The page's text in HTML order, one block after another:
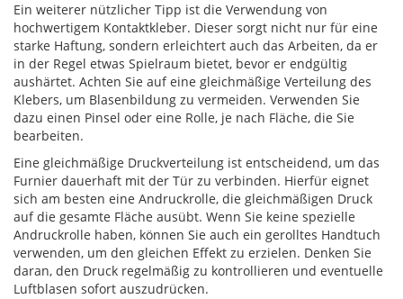
Ein weiterer nützlicher Tipp ist die Verwendung von
hochwertigem Kontaktkleber. Dieser sorgt nicht nur für eine
starke Haftung, sondern erleichtert auch das Arbeiten, da er
in der Regel etwas Spielraum bietet, bevor er endgültig
aushärtet. Achten Sie auf eine gleichmäßige Verteilung des
Klebers, um Blasenbildung zu vermeiden. Verwenden Sie
dazu einen Pinsel oder eine Rolle, je nach Fläche, die Sie
bearbeiten.
Eine gleichmäßige Druckverteilung ist entscheidend, um das
Furnier dauerhaft mit der Tür zu verbinden. Hierfür eignet
sich am besten eine Andruckrolle, die gleichmäßigen Druck
auf die gesamte Fläche ausübt. Wenn Sie keine spezielle
Andruckrolle haben, können Sie auch ein gerolltes Handtuch
verwenden, um den gleichen Effekt zu erzielen. Denken Sie
daran, den Druck regelmäßig zu kontrollieren und eventuelle
Luftblasen sofort auszudrücken.